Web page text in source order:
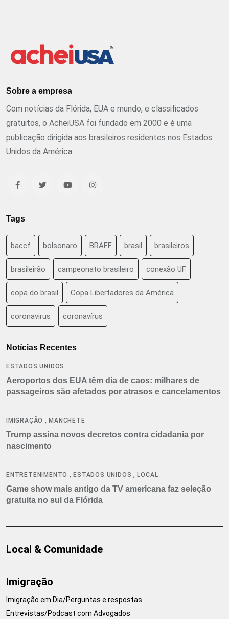
Sobre a empresa
Com notícias da Flórida, EUA e mundo, e classificados
gratuitos, o AcheiUSA foi fundado em 2000 e é uma
publicação dirigida aos brasileiros residentes nos Estados
Unidos da América
Tags
baccf bolsonaro BRAFF brasil brasileiros
brasileirão campeonato brasileiro conexão UF
copa do brasil Copa Libertadores da América
coronavirus coronavírus
Notícias Recentes
ESTADOS UNIDOS
Aeroportos dos EUA têm dia de caos: milhares de
passageiros são afetados por atrasos e cancelamentos
IMIGRAÇÃO ,MANCHETE
Trump assina novos decretos contra cidadania por
nascimento
ENTRETENIMENTO ,ESTADOS UNIDOS ,LOCAL
Game show mais antigo da TV americana faz seleção
gratuita no sul da Flórida
Local & Comunidade
Imigração
Imigração em Dia/Perguntas e respostas
Entrevistas/Podcast com Advogados